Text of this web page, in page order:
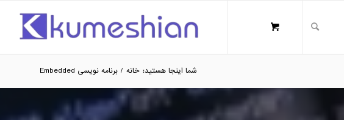
شما اینجا هستید: خانه / برنامه نویسی Embedded